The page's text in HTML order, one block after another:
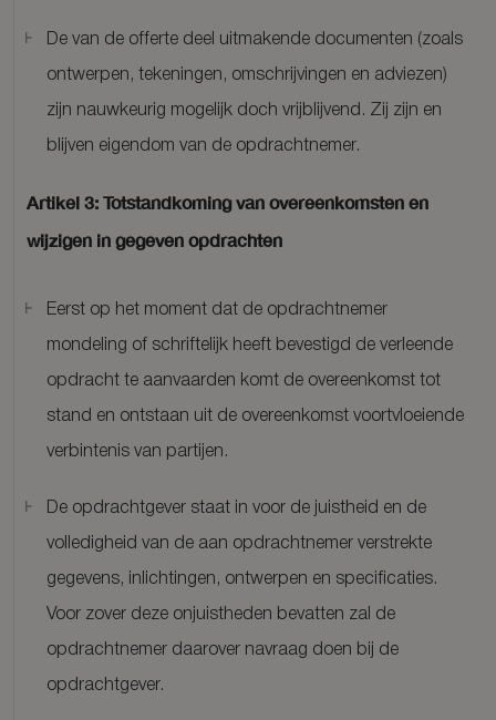
De van de offerte deel uitmakende documenten (zoals
ontwerpen, tekeningen, omschrijvingen en adviezen)
zijn nauwkeurig mogelijk doch vrijblijvend. Zij zijn en
blijven eigendom van de opdrachtnemer.
Artikel 3: Totstandkoming van overeenkomsten en
wijzigen in gegeven opdrachten
Eerst op het moment dat de opdrachtnemer
mondeling of schriftelijk heeft bevestigd de verleende
opdracht te aanvaarden komt de overeenkomst tot
stand en ontstaan uit de overeenkomst voortvloeiende
verbintenis van partijen.
De opdrachtgever staat in voor de juistheid en de
volledigheid van de aan opdrachtnemer verstrekte
gegevens, inlichtingen, ontwerpen en specificaties.
Voor zover deze onjuistheden bevatten zal de
opdrachtnemer daarover navraag doen bij de
opdrachtgever.